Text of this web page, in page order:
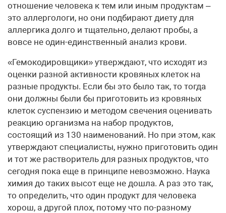
отношение человека к тем или иным продуктам –
это аллергологи, но они подбирают диету для
аллергика долго и тщательно, делают пробы, а
вовсе не один-единственный анализ крови.
«Гемокодировщики» утверждают, что исходят из
оценки разной активности кровяных клеток на
разные продукты. Если бы это было так, то тогда
они должны были бы приготовить из кровяных
клеток суспензию и методом свечения оценивать
реакцию организма на набор продуктов,
состоящий из 130 наименований. Но при этом, как
утверждают специалисты, нужно приготовить один
и тот же растворитель для разных продуктов, что
сегодня пока еще в принципе невозможно. Наука
химия до таких высот еще не дошла. А раз это так,
то определить, что один продукт для человека
хорош, а другой плох, потому что по-разному